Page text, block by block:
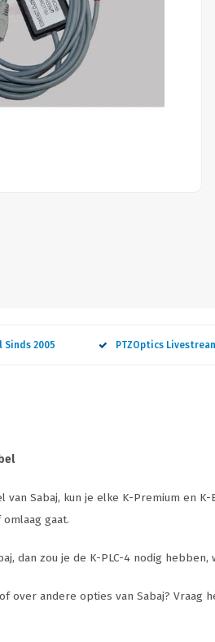
Sinds 2005 PTZOptics
van Sabaj, kun je elke K-Premium en
gaat.
dan zou je de K-PLC-4 nodig
over andere opties van Sabaj? Vraag